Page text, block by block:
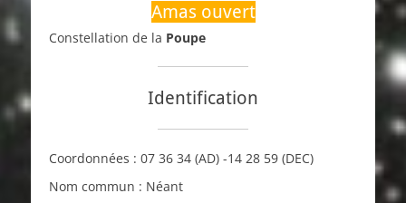
Amas ouvert
Constellation de la Poupe
Identification
Coordonnées : 07 36 34 (AD) -14 28 59 (DEC)
Nom commun : Néant